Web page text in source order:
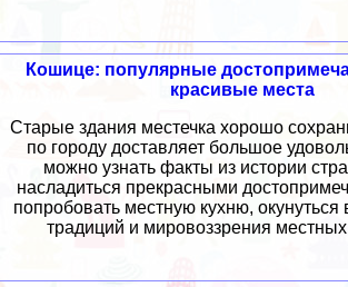
Кошице: популярные
красивые места
Старые здания местечка хорошо
по городу доставляет большое
можно узнать факты из истории
насладиться прекрасными
попробовать местную кухню, окунуться
традиций и мировоззрения